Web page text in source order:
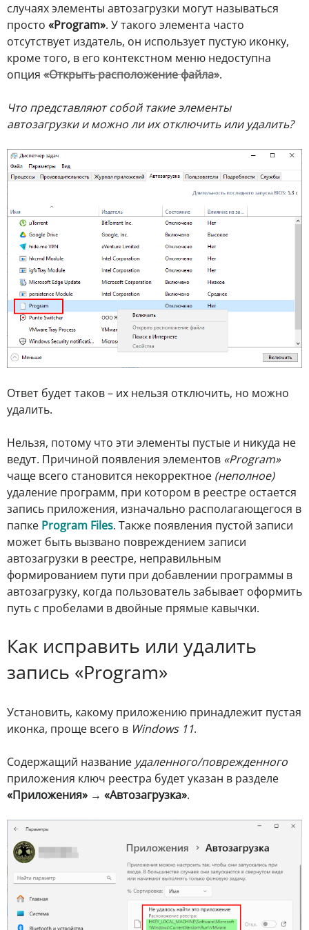
случаях элементы автозагрузки могут называться
просто «Program». У такого элемента часто
отсутствует издатель, он использует пустую иконку,
кроме того, в его контекстном меню недоступна
опция «Открыть расположение файла».
Что представляют собой такие элементы
автозагрузки и можно ли их отключить или удалить?
Ответ будет таков – их нельзя отключить, но можно
удалить.
Нельзя, потому что эти элементы пустые и никуда не
ведут. Причиной появления элементов «Program»
чаще всего становится некорректное (неполное)
удаление программ, при котором в реестре остается
запись приложения, изначально располагающегося в
папке Program Files. Также появления пустой записи
может быть вызвано повреждением записи
автозагрузки в реестре, неправильным
формированием пути при добавлении программы в
автозагрузку, когда пользователь забывает оформить
путь с пробелами в двойные прямые кавычки.
Как исправить или удалить
запись «Program»
Установить, какому приложению принадлежит пустая
иконка, проще всего в Windows 11.
Содержащий название удаленного/поврежденного
приложения ключ реестра будет указан в разделе
«Приложения» → «Автозагрузка».